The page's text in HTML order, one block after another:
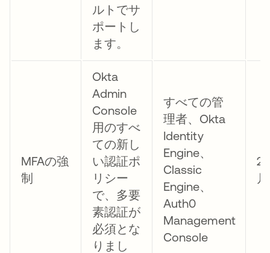
ルトでサ
ポートし
ます。
MFAの強
制
Okta
Admin
Console
用のすべ
ての新し
い認証ポ
リシー
で、多要
素認証が
必須とな
りまし
すべての管
理者、Okta
Identity
Engine、
Classic
Engine、
Auth0
Management
Console
月